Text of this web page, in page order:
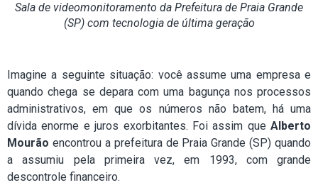
Sala de videomonitoramento da Prefeitura de Praia Grande
(SP) com tecnologia de última geração
Imagine a seguinte situação: você assume uma empresa e
quando chega se depara com uma bagunça nos processos
administrativos, em que os números não batem, há uma
dívida enorme e juros exorbitantes. Foi assim que Alberto
Mourão encontrou a prefeitura de Praia Grande (SP) quando
a assumiu pela primeira vez, em 1993, com grande
descontrole financeiro.